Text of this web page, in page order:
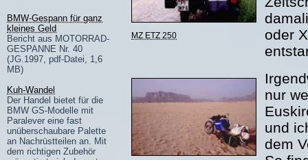
BMW-Gespann für ganz
kleines Geld
Bericht aus MOTORRAD-
GESPANNE Nr. 40
(JG.1997, pdf-Datei, 1,6
MB)
Kuh-Wandel
Der Handel bietet für die
BMW GS-Modelle mit
Paralever eine fast
unüberschaubare Palette
an Nachrüstteilen an. Mit
dem richtigen Zubehör
oder
nur
und
dem
MZ ETZ 250